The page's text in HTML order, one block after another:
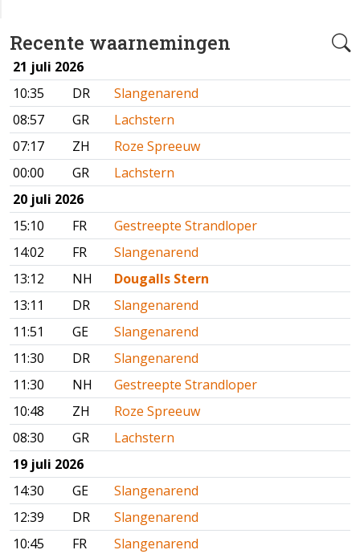
Recente waarnemingen
21 juli 2026
10:35
DR
Slangenarend
08:57
GR
Lachstern
07:17
ZH
Roze Spreeuw
00:00
GR
Lachstern
20 juli 2026
15:10
FR
Gestreepte Strandloper
14:02
FR
Slangenarend
13:12
NH
Dougalls Stern
13:11
DR
Slangenarend
11:51
GE
Slangenarend
11:30
DR
Slangenarend
11:30
NH
Gestreepte Strandloper
10:48
ZH
Roze Spreeuw
08:30
GR
Lachstern
19 juli 2026
14:30
GE
Slangenarend
12:39
DR
Slangenarend
10:45
FR
Slangenarend